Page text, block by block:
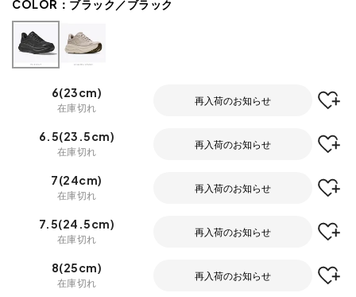
COLOR： ブラック／ブラック
6(23cm)
在庫切れ
再入荷のお知らせ
6.5(23.5cm)
在庫切れ
再入荷のお知らせ
7(24cm)
在庫切れ
再入荷のお知らせ
7.5(24.5cm)
在庫切れ
再入荷のお知らせ
8(25cm)
在庫切れ
再入荷のお知らせ